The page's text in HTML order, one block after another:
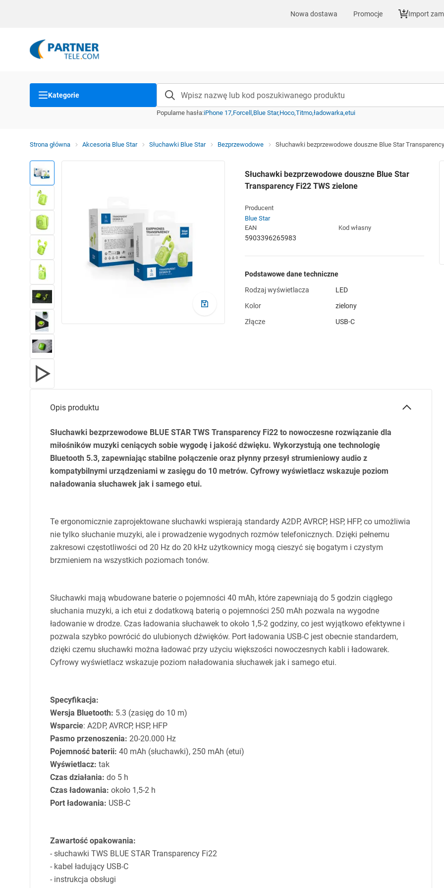
Nowa dostawa Promocje Import
Kategorie
Popularne hasła:iPhone 17 Forcell Blue Star Hoco Titmo ładowarka etui
Strona główna Akcesoria Blue Star Słuchawki Blue Star Bezprzewodowe Słuchawki bezprzewodowe douszne Blue Star
Słuchawki bezprzewodowe douszne Blue Star
Transparency Fi22 TWS zielone
Producent
Blue Star
EAN
5903396265983
Kod własny
Podstawowe dane techniczne
Rodzaj wyświetlacza
LED
Kolor
zielony
Złącze
USB-C
Opis produktu
Słuchawki bezprzewodowe BLUE STAR TWS Transparency Fi22 to nowoczesne rozwiązanie dla
miłośników muzyki ceniących sobie wygodę i jakość dźwięku. Wykorzystują one technologię
Bluetooth 5.3, zapewniając stabilne połączenie oraz płynny przesył strumieniowy audio z
kompatybilnymi urządzeniami w zasięgu do 10 metrów. Cyfrowy wyświetlacz wskazuje poziom
naładowania słuchawek jak i samego etui.
Te ergonomicznie zaprojektowane słuchawki wspierają standardy A2DP, AVRCP, HSP, HFP, co umożliwia
nie tylko słuchanie muzyki, ale i prowadzenie wygodnych rozmów telefonicznych. Dzięki pełnemu
zakresowi częstotliwości od 20 Hz do 20 kHz użytkownicy mogą cieszyć się bogatym i czystym
brzmieniem na wszystkich poziomach tonów.
Słuchawki mają wbudowane baterie o pojemności 40 mAh, które zapewniają do 5 godzin ciągłego
słuchania muzyki, a ich etui z dodatkową baterią o pojemności 250 mAh pozwala na wygodne
ładowanie w drodze. Czas ładowania słuchawek to około 1,5-2 godziny, co jest wyjątkowo efektywne i
pozwala szybko powrócić do ulubionych dźwięków. Port ładowania USB-C jest obecnie standardem,
dzięki czemu słuchawki można ładować przy użyciu większości nowoczesnych kabli i ładowarek.
Cyfrowy wyświetlacz wskazuje poziom naładowania słuchawek jak i samego etui.
Specyfikacja:
Wersja Bluetooth: 5.3 (zasięg do 10 m)
Wsparcie: A2DP, AVRCP, HSP, HFP
Pasmo przenoszenia: 20-20.000 Hz
Pojemność baterii: 40 mAh (słuchawki), 250 mAh (etui)
Wyświetlacz: tak
Czas działania: do 5 h
Czas ładowania: około 1,5-2 h
Port ładowania: USB-C
Zawartość opakowania:
- słuchawki TWS BLUE STAR Transparency Fi22
- kabel ładujący USB-C
- instrukcja obsługi